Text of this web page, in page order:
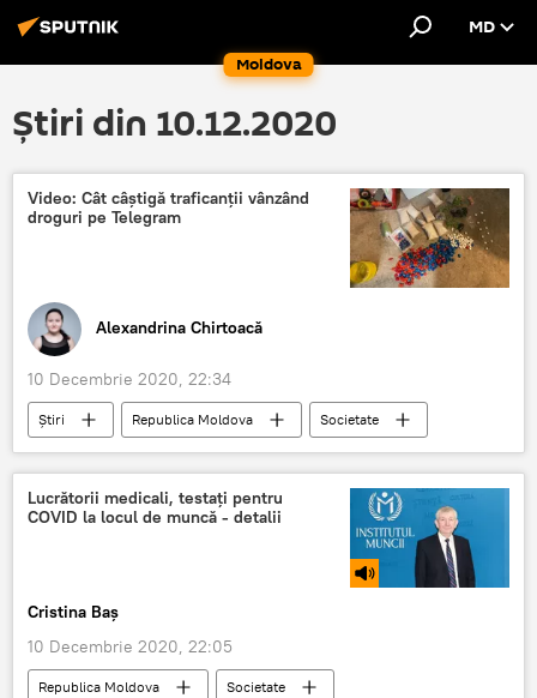
Moldova
MD
Știri din 10.12.2020
Video: Cât câștigă traficanții vânzând
droguri pe Telegram
Alexandrina Chirtoacă
10 Decembrie 2020, 22:34
Știri Republica Moldova
Societate
droguri
trafic de droguri
vânzare de droguri
poliție
Telegram"
Lucrătorii medicali, testați pentru
COVID la locul de muncă - detalii
Cristina Baș
10 Decembrie 2020, 22:05
Republica Moldova
Societate